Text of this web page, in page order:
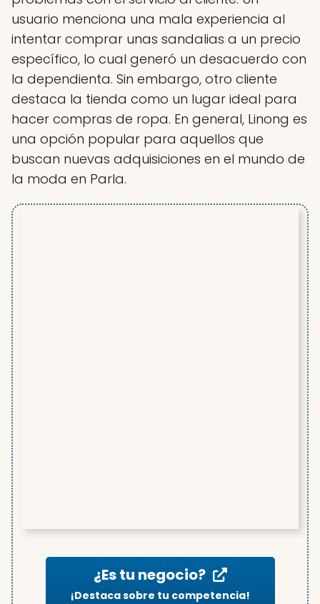
usuario menciona una mala experiencia al
intentar comprar unas sandalias a un precio
específico, lo cual generó un desacuerdo con
la dependienta. Sin embargo, otro cliente
destaca la tienda como un lugar ideal para
hacer compras de ropa. En general, Linong es
una opción popular para aquellos que
buscan nuevas adquisiciones en el mundo de
la moda en Parla.
¿Es tu negocio?
¡Destaca sobre tu competencia!